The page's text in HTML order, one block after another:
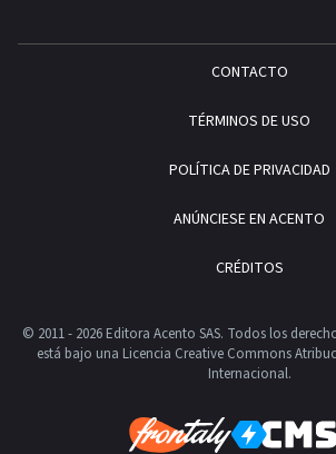
CONTACTO
TÉRMINOS DE USO
POLÍTICA DE PRIVACIDAD
ANÚNCIESE EN ACENTO
CRÉDITOS
© 2011 - 2026 Editora Acento SAS. Todos los
está bajo una Licencia Creative Commons
Internacional.